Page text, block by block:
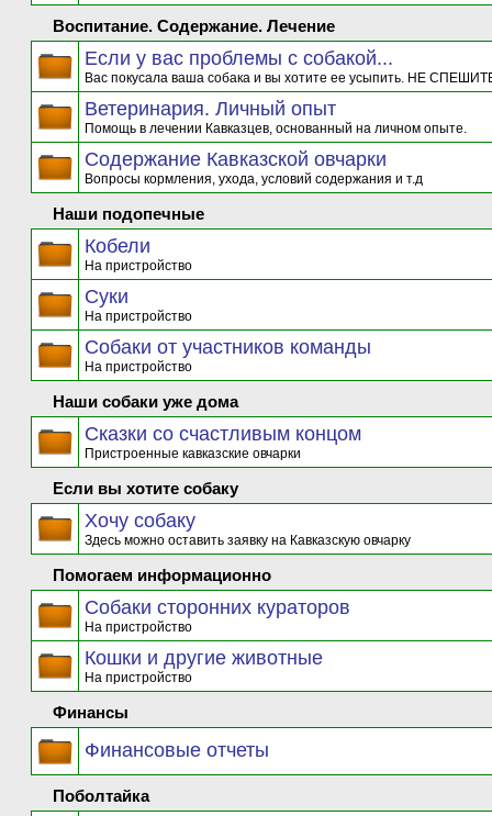
Воспитание. Содержание. Лечение
Если у вас проблемы с собакой...
Вас покусала ваша собака и вы хотите ее усыпить. НЕ
Ветеринария. Личный опыт
Помощь в лечении Кавказцев, основанный на личном опыте.
Содержание Кавказской овчарки
Вопросы кормления, ухода, условий содержания и т.д
Наши подопечные
Кобели
На пристройство
Суки
На пристройство
Собаки от участников команды
На пристройство
Наши собаки уже дома
Сказки со счастливым концом
Пристроенные кавказские овчарки
Если вы хотите собаку
Хочу собаку
Здесь можно оставить заявку на Кавказскую овчарку
Помогаем информационно
Собаки сторонних кураторов
На пристройство
Кошки и другие животные
На пристройство
Финансы
Финансовые отчеты
Поболтайка